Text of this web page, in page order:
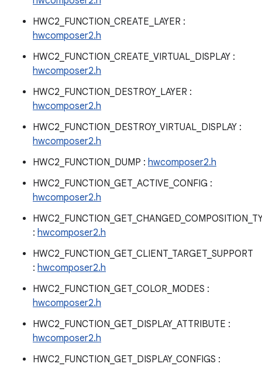
HWC2_FUNCTION_CREATE_LAYER :
hwcomposer2.h
HWC2_FUNCTION_CREATE_VIRTUAL_DISPLAY :
hwcomposer2.h
HWC2_FUNCTION_DESTROY_LAYER :
hwcomposer2.h
HWC2_FUNCTION_DESTROY_VIRTUAL_DISPLAY :
hwcomposer2.h
HWC2_FUNCTION_DUMP : hwcomposer2.h
HWC2_FUNCTION_GET_ACTIVE_CONFIG :
hwcomposer2.h
: hwcomposer2.h
HWC2_FUNCTION_GET_CLIENT_TARGET_SUPPORT
: hwcomposer2.h
HWC2_FUNCTION_GET_COLOR_MODES :
hwcomposer2.h
HWC2_FUNCTION_GET_DISPLAY_ATTRIBUTE :
hwcomposer2.h
HWC2_FUNCTION_GET_DISPLAY_CONFIGS :